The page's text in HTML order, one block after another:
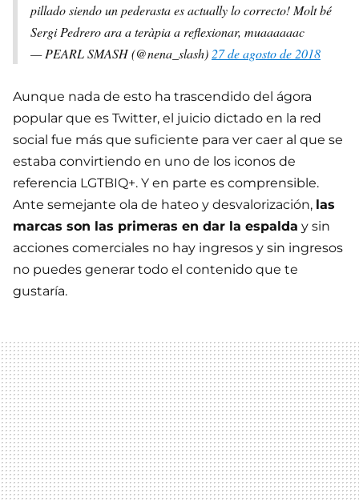
pillado siendo un pederasta es actually lo correcto! Molt bé
Sergi Pedrero ara a teràpia a reflexionar, muaaaaaac
— PEARL SMASH (@nena_slash) 27 de agosto de 2018
Aunque nada de esto ha trascendido del ágora
popular que es Twitter, el juicio dictado en la red
social fue más que suficiente para ver caer al que se
estaba convirtiendo en uno de los iconos de
referencia LGTBIQ+. Y en parte es comprensible.
Ante semejante ola de hateo y desvalorización, las
marcas son las primeras en dar la espalda y sin
acciones comerciales no hay ingresos y sin ingresos
no puedes generar todo el contenido que te
gustaría.